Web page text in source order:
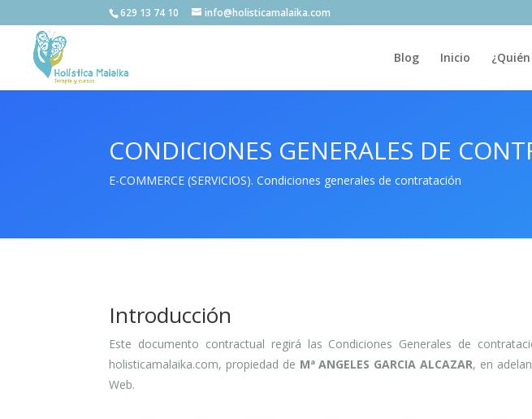
629 13 74 10 info@holisticamalaika.com
Blog Inicio
CONDICIONES GENERALES DE
E-COMMERCE (SERVICIOS). Condiciones generales de contratación
Introducción
Este documento contractual regirá las Condiciones Generales de
holisticamalaika.com, propiedad de Mª ANGELES GARCIA ALCAZAR, en
Web.